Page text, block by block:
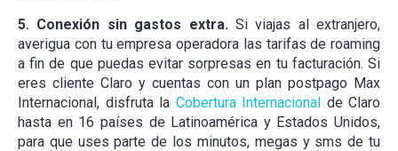
5. Conexión sin gastos extra. Si viajas al extranjero,
averigua con tu empresa operadora las tarifas de roaming
a fin de que puedas evitar sorpresas en tu facturación. Si
eres cliente Claro y cuentas con un plan postpago Max
Internacional, disfruta la Cobertura Internacional de Claro
hasta en 16 países de Latinoamérica y Estados Unidos,
para que uses parte de los minutos, megas y sms de tu